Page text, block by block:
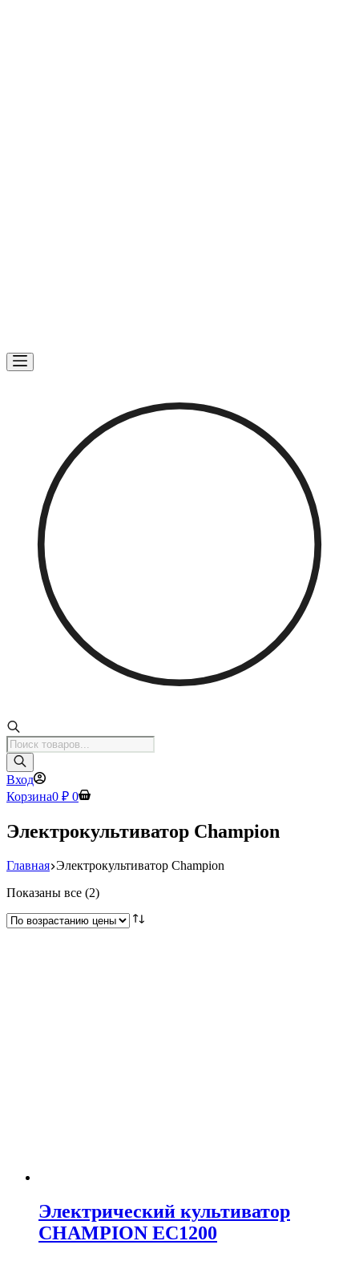
Поиск
товаров
Вход
Корзина0 ₽ 0
Электрокультиватор Champion
Главная Электрокультиватор Champion
Показаны все (2)Цены:
возрастанию
Электрический культиватор
CHAMPION EC1200